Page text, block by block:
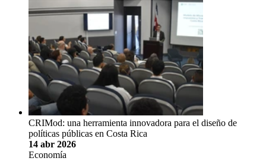
CRIMod: una herramienta innovadora para el diseño de
políticas públicas en Costa Rica
14 abr 2026
Economía